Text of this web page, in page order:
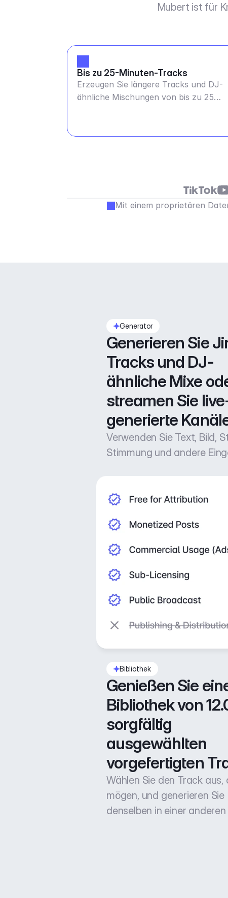
Mubert ist für
Bis zu 25-Minuten-Tracks
Erzeugen Sie längere Tracks und DJ-
ähnliche Mischungen von bis zu 25
Mit einem proprietären
Generator
Generieren Sie
Tracks und DJ-
ähnliche Mixe
streamen Sie
generierte
Verwenden Sie Text, Bild,
Stimmung und andere
Bibliothek
Genießen Sie
Bibliothek von
sorgfältig
ausgewählten
vorgefertigten
Wählen Sie den Track aus,
mögen, und generieren Sie
denselben in einer anderen